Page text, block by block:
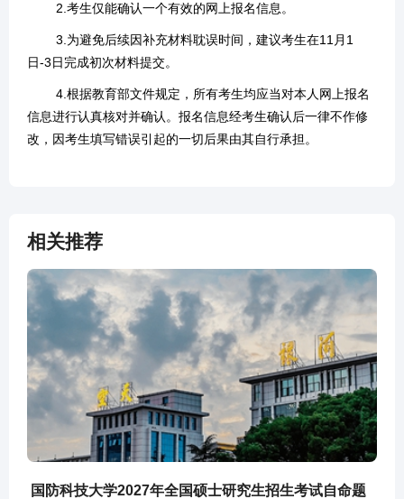
2.考生仅能确认一个有效的网上报名信息。
3.为避免后续因补充材料耽误时间，建议考生在11月1
日-3日完成初次材料提交。
4.根据教育部文件规定，所有考生均应当对本人网上报名
信息进行认真核对并确认。报名信息经考生确认后一律不作修
改，因考生填写错误引起的一切后果由其自行承担。
相关推荐
国防科技大学2027年全国硕士研究生招生考试自命题